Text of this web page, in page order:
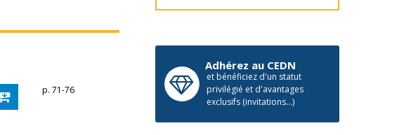
p. 71-76
Adhérez au CEDN
et bénéficiez d'un statut
privilégié et d'avantages
exclusifs (invitations...)